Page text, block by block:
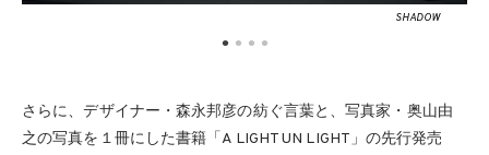
SHADOW
さらに、デザイナー・森永邦彦の紡ぐ言葉と、写真家・奥山由
之の写真を１冊にした書籍「A LIGHT UN LIGHT」の先行発売